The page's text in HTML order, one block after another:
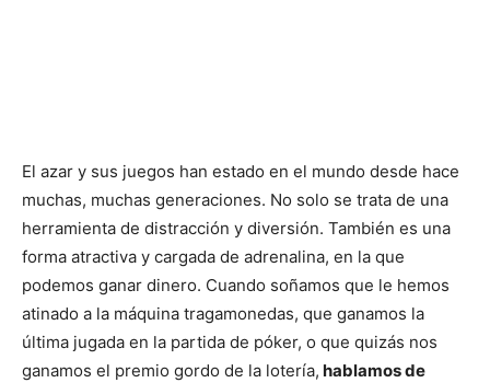
El azar y sus juegos han estado en el mundo desde hace
muchas, muchas generaciones. No solo se trata de una
herramienta de distracción y diversión. También es una
forma atractiva y cargada de adrenalina, en la que
podemos ganar dinero. Cuando soñamos que le hemos
atinado a la máquina tragamonedas, que ganamos la
última jugada en la partida de póker, o que quizás nos
ganamos el premio gordo de la lotería, hablamos de